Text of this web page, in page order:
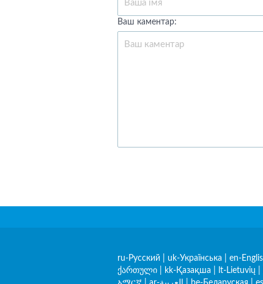
Ваш каментар:
ru-Русский uk-Українська en-
ქართული
kk-Қазақша lt-Lietuvių